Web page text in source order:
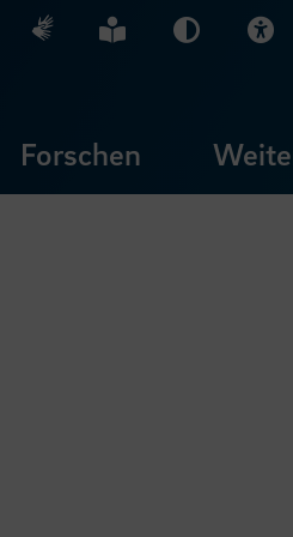
DeutscheLeichte Sprache
Dunkel-
Forschen